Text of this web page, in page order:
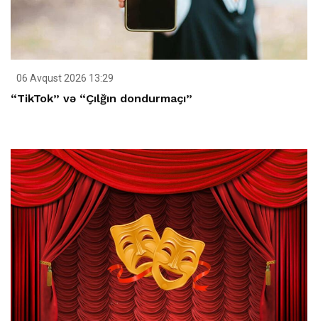
06 Avqust 2026 13:29
“TikTok” və “Çılğın dondurmaçı”